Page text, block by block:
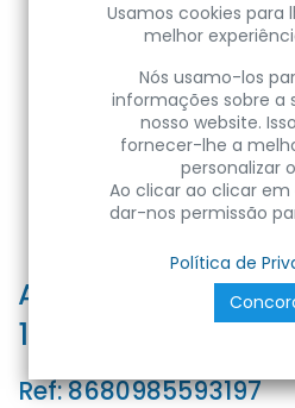
ASLAN/S-10 10W
175-250V L PRO
Ref:8680985593197
Usamos cookies
melhor
Nós usamo-los
informações sobre a
nosso website.
fornecer-lhe a
personalizar
Ao clicar ao clicar
dar-nos permissão
Política de